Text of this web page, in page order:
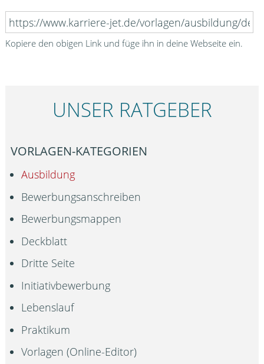
Kopiere den obigen Link und füge ihn in deine Webseite ein.
UNSER RATGEBER
VORLAGEN-KATEGORIEN
Ausbildung
Bewerbungsanschreiben
Bewerbungsmappen
Deckblatt
Dritte Seite
Initiativbewerbung
Lebenslauf
Praktikum
Vorlagen (Online-Editor)